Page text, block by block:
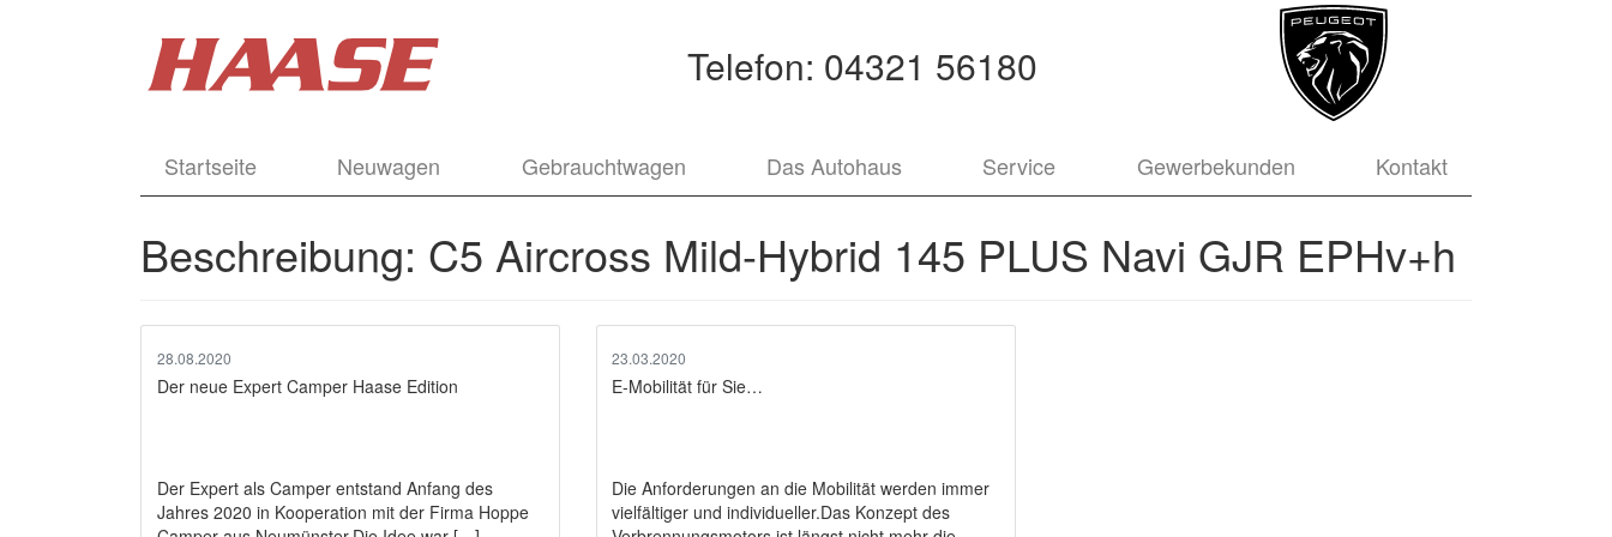
Telefon: 04321 56180
Startseite Neuwagen Gebrauchtwagen Das Autohaus Service Gewerbekunden Kontakt
Beschreibung: C5 Aircross Mild-Hybrid 145 PLUS Navi GJR EPHv+h
28.08.2020
Der neue Expert Camper Haase Edition
Der Expert als Camper entstand Anfang des
Jahres 2020 in Kooperation mit der Firma Hoppe
23.03.2020
E-Mobilität für Sie…
Die Anforderungen an die Mobilität werden immer
vielfältiger und individueller.Das Konzept des